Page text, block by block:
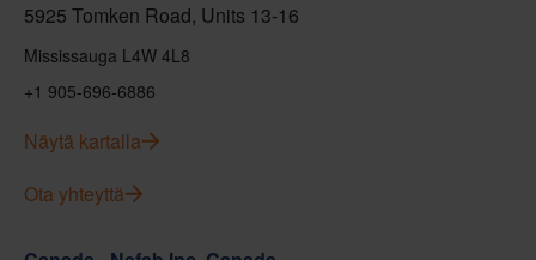
5925 Tomken Road, Units 13-16
Mississauga L4W 4L8
+1 905-696-6886
Näytä kartalla
Ota yhteyttä